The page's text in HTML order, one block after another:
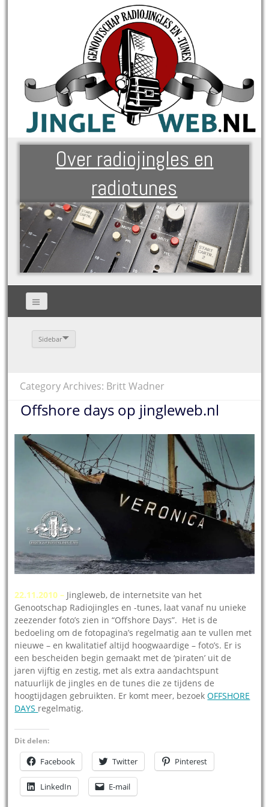
Over radiojingles en
radiotunes
Sidebar
Category Archives: Britt Wadner
Offshore days op jingleweb.nl
22.11.2010 – Jingleweb, de internetsite van het
Genootschap Radiojingles en -tunes, laat vanaf nu unieke
zeezender foto’s zien in “Offshore Days”. Het is de
bedoeling om de fotopagina’s regelmatig aan te vullen met
nieuwe – en kwalitatief altijd hoogwaardige – foto’s. Er is
een bescheiden begin gemaakt met de ‘piraten’ uit de
jaren vijftig en zestig, met als extra aandachtspunt
natuurlijk de jingles en de tunes die ze tijdens de
hoogtijdagen gebruikten. Er komt meer, bezoekOFFSHORE
DAYS regelmatig.
Dit delen:
Facebook Twitter Pinterest
LinkedIn E-mail